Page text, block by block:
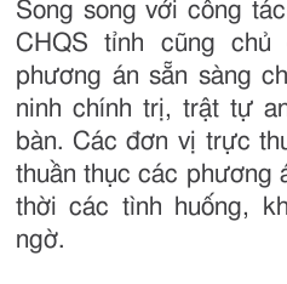
Song song với công
CHQS tỉnh cũng
phương án sẵn sàng
ninh chính trị, trật tự
bàn. Các đơn vị trực
thuần thục các phương
thời các tình huống,
ngờ.